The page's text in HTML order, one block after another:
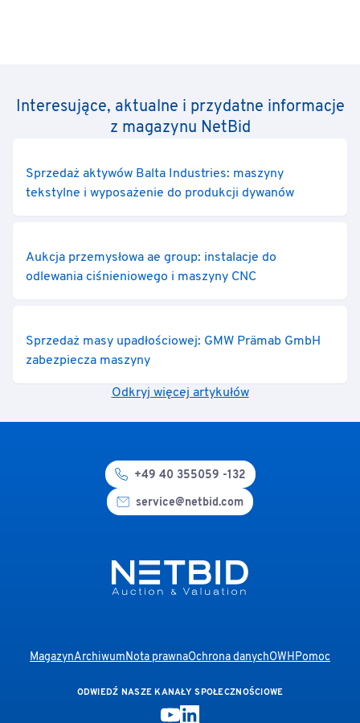
Interesujące, aktualne i przydatne informacje
z magazynu NetBid
Sprzedaż aktywów Balta Industries: maszyny
tekstylne i wyposażenie do produkcji dywanów
Aukcja przemysłowa ae group: instalacje do
odlewania ciśnieniowego i maszyny CNC
Sprzedaż masy upadłościowej: GMW Prämab GmbH
zabezpiecza maszyny
Odkryj więcej artykułów
+49 40 355059 -132
service@netbid.com
MagazynArchiwumNota prawnaOchrona danychOWHPomoc
ODWIEDŹ NASZE KANAŁY SPOŁECZNOŚCIOWE